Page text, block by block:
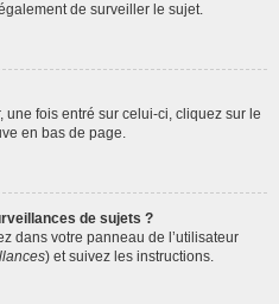
de surveiller le sujet.
fois entré sur celui-ci, cliquez sur le
en bas de page.
de sujets ?
dans votre panneau de l’utilisateur
) et suivez les instructions.